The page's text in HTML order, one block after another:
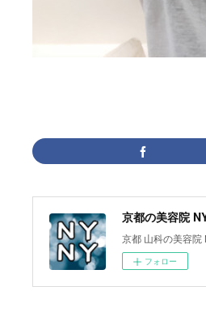
京都の美容院
京都 山科の美容院
フォロー